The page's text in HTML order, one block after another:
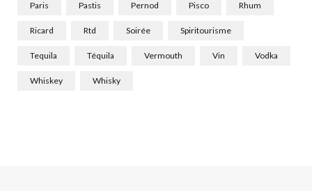
Paris Pastis Pernod Pisco Rhum
Ricard Rtd Soirée Spiritourisme
Tequila Téquila Vermouth Vin Vodka
Whiskey Whisky